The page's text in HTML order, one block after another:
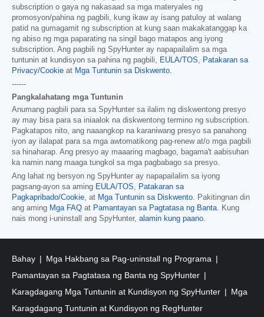
subscription o gaya ng nakasaad sa mga materyales ng
promosyon/pahina ng pagbili, kung ikaw ay isang patuloy at walang
patid na gumagamit ng subscription at kung saan makakatanggap ka
ng abiso ng mga paparating na singil bago matapos ang iyong
subscription. Ang pagbili ng SpyHunter ay napapailalim sa mga
tuntunin at kundisyon sa pahina ng pagbili, EULA/TOS, Patakaran sa
Privacy/Cookie at Mga Tuntunin sa Diskwento.
------
Pangkalahatang mga Tuntunin
Anumang pagbili para sa SpyHunter sa ilalim ng diskwentong presyo
ay may bisa para sa iniaalok na diskwentong termino ng subscription.
Pagkatapos nito, ang naaangkop na karaniwang presyo sa panahong
iyon ay ilalapat para sa mga awtomatikong pag-renew at/o mga pagbili
sa hinaharap. Ang presyo ay maaaring magbago, bagama't aabisuhan
ka namin nang maaga tungkol sa mga pagbabago sa presyo.
Ang lahat ng bersyon ng SpyHunter ay napapailalim sa iyong
pagsang-ayon sa aming EULA/TOS, Patakaran sa
Pagkapribado/Cookie, at Mga Tuntunin sa Diskwento. Pakitingnan din
ang aming Mga FAQ at Pamantayan sa Pagtatasa ng Banta. Kung
nais mong i-uninstall ang SpyHunter, alamin kung paano.
Bahay
Mga Hakbang sa Pag-uninstall ng Programa
Pamantayan sa Pagtatasa ng Banta ng SpyHunter
Karagdagang Mga Tuntunin at Kundisyon ng SpyHunter
Mga
Karagdagang Tuntunin at Kundisyon ng RegHunter